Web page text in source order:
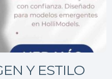
Y ESTILO